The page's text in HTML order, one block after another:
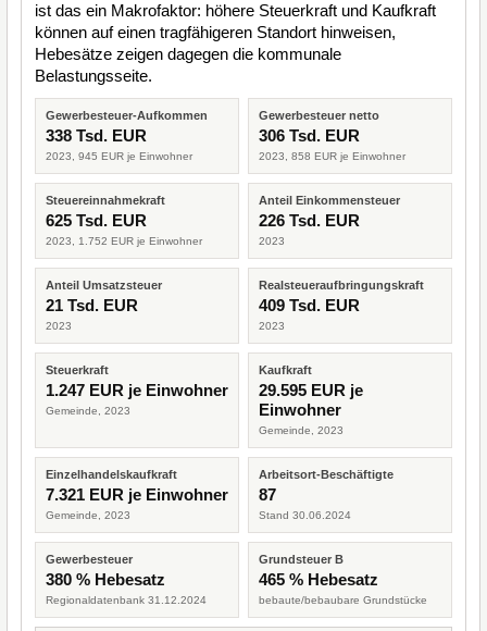
ist das ein Makrofaktor: höhere Steuerkraft und Kaufkraft
können auf einen tragfähigeren Standort hinweisen,
Hebesätze zeigen dagegen die kommunale
Belastungsseite.
Gewerbesteuer-Aufkommen
338 Tsd. EUR
2023, 945 EUR je Einwohner
Gewerbesteuer netto
306 Tsd. EUR
2023, 858 EUR je Einwohner
Steuereinnahmekraft
625 Tsd. EUR
2023, 1.752 EUR je Einwohner
Anteil Einkommensteuer
226 Tsd. EUR
2023
Anteil Umsatzsteuer
21 Tsd. EUR
2023
Realsteueraufbringungskraft
409 Tsd. EUR
2023
Steuerkraft
1.247 EUR je Einwohner
Gemeinde, 2023
Kaufkraft
29.595 EUR je
Einwohner
Gemeinde, 2023
Einzelhandelskaufkraft
7.321 EUR je Einwohner
Gemeinde, 2023
Arbeitsort-Beschäftigte
87
Stand 30.06.2024
Gewerbesteuer
380 % Hebesatz
Regionaldatenbank 31.12.2024
Grundsteuer B
465 % Hebesatz
bebaute/bebaubare Grundstücke